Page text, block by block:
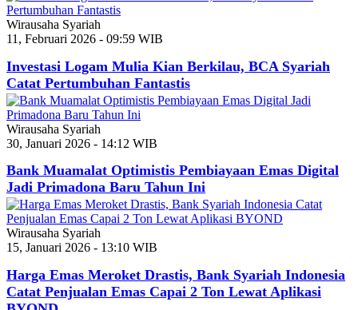
Wirausaha Syariah
11, Februari 2026 - 09:59 WIB
Investasi Logam Mulia Kian Berkilau, BCA Syariah
Catat Pertumbuhan Fantastis
Wirausaha Syariah
30, Januari 2026 - 14:12 WIB
Bank Muamalat Optimistis Pembiayaan Emas Digital
Jadi Primadona Baru Tahun Ini
Wirausaha Syariah
15, Januari 2026 - 13:10 WIB
Harga Emas Meroket Drastis, Bank Syariah Indonesia
Catat Penjualan Emas Capai 2 Ton Lewat Aplikasi